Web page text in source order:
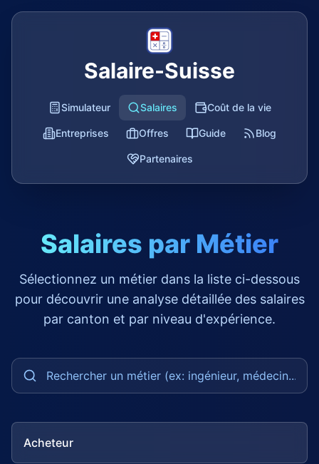
Salaire-Suisse
Simulateur Salaires Coût de la vie
Entreprises Offres Guide Blog
Partenaires
Salaires par Métier
Sélectionnez un métier dans la liste ci-dessous
pour découvrir une analyse détaillée des salaires
par canton et par niveau d'expérience.
Acheteur